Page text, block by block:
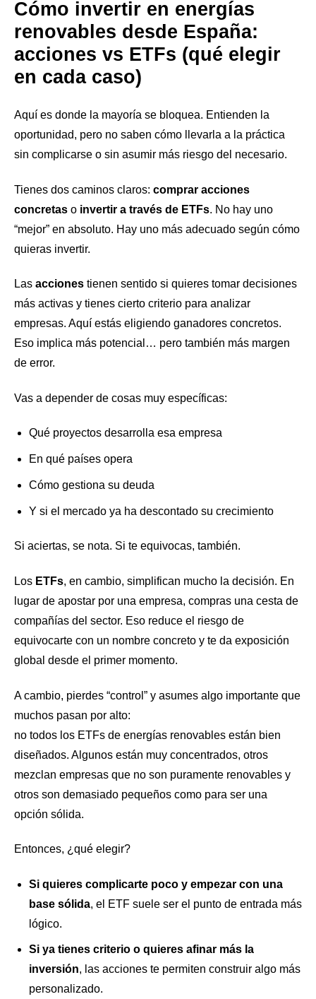
Cómo invertir en energías
renovables desde España:
acciones vs ETFs (qué elegir
en cada caso)
Aquí es donde la mayoría se bloquea. Entienden la
oportunidad, pero no saben cómo llevarla a la práctica
sin complicarse o sin asumir más riesgo del necesario.
Tienes dos caminos claros: comprar acciones
concretas o invertir a través de ETFs. No hay uno
“mejor” en absoluto. Hay uno más adecuado según cómo
quieras invertir.
Las acciones tienen sentido si quieres tomar decisiones
más activas y tienes cierto criterio para analizar
empresas. Aquí estás eligiendo ganadores concretos.
Eso implica más potencial… pero también más margen
de error.
Vas a depender de cosas muy específicas:
Qué proyectos desarrolla esa empresa
En qué países opera
Cómo gestiona su deuda
Y si el mercado ya ha descontado su crecimiento
Si aciertas, se nota. Si te equivocas, también.
Los ETFs, en cambio, simplifican mucho la decisión. En
lugar de apostar por una empresa, compras una cesta de
compañías del sector. Eso reduce el riesgo de
equivocarte con un nombre concreto y te da exposición
global desde el primer momento.
A cambio, pierdes “control” y asumes algo importante que
muchos pasan por alto:
no todos los ETFs de energías renovables están bien
diseñados. Algunos están muy concentrados, otros
mezclan empresas que no son puramente renovables y
otros son demasiado pequeños como para ser una
opción sólida.
Entonces, ¿qué elegir?
Si quieres complicarte poco y empezar con una
base sólida, el ETF suele ser el punto de entrada más
lógico.
Si ya tienes criterio o quieres afinar más la
inversión, las acciones te permiten construir algo más
personalizado.